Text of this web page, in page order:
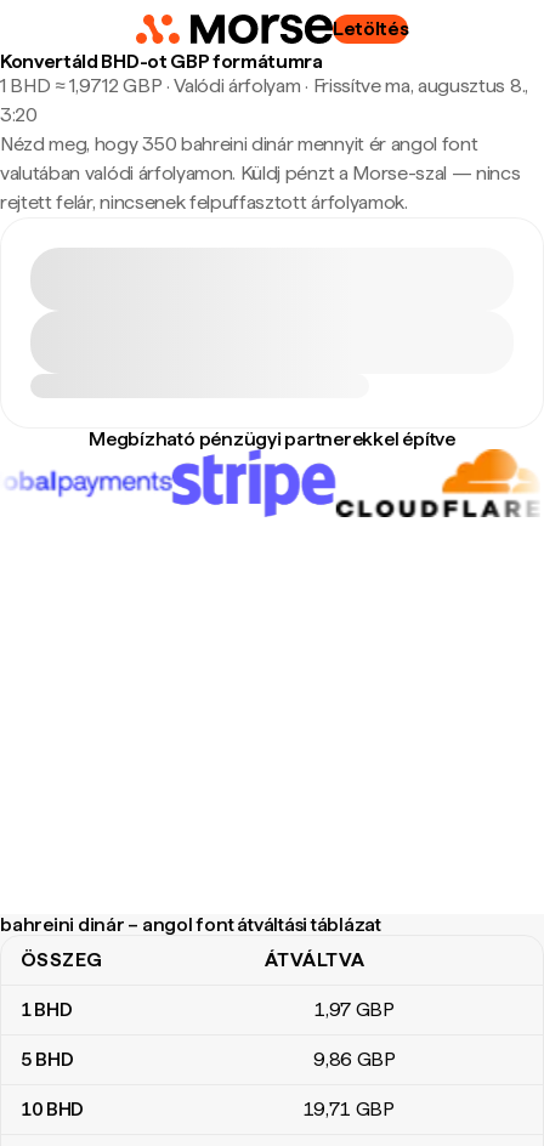
Letöltés
Konvertáld BHD-ot GBP formátumra
1 BHD ≈ 1,9712 GBP · Valódi árfolyam · Frissítve ma, augusztus 8.,
3:20
Nézd meg, hogy 350 bahreini dinár mennyit ér angol font
valutában valódi árfolyamon. Küldj pénzt a Morse-szal — nincs
rejtett felár, nincsenek felpuffasztott árfolyamok.
Megbízható pénzügyi partnerekkel építve
bahreini dinár – angol font átváltási táblázat
bahreini dinár – angol font átváltási táblázat
ÖSSZEG ÁTVÁLTVA
1BHD 1,97 GBP
5 BHD 9,86 GBP
10 BHD 19,71 GBP